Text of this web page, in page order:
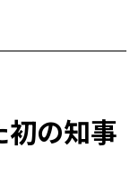
の知事